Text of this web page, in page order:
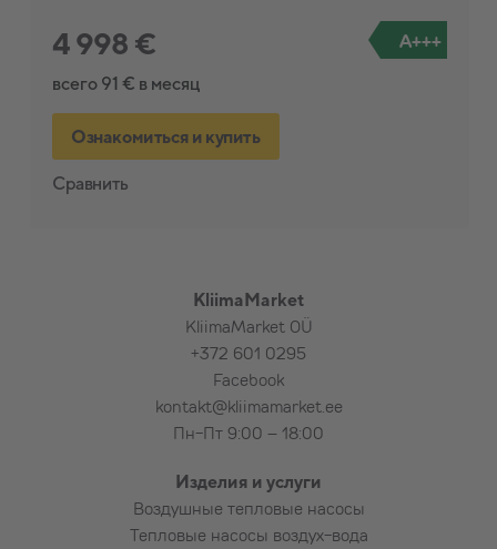
4 998 €
всего 91 € в месяц
A+++
Ознакомиться и купить
Сравнить
KliimaMarket
KliimaMarket OÜ
+372 601 0295
Facebook
kontakt@kliimamarket.ee
Пн-Пт 9:00 – 18:00
Изделия и услуги
Воздушные тепловые насосы
Тепловые насосы воздух-вода